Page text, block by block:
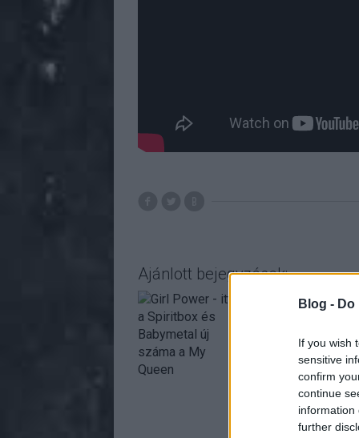
Blog -
If you wish
sensitive
confirm
continue
information
further
Ajánlott bejegyzések: